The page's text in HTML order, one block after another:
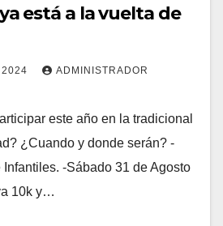
está a la vuelta de
2024 ADMINISTRADOR
este año en la tradicional
¿Cuando y donde serán? -
-Sábado 31 de Agosto
10k y…